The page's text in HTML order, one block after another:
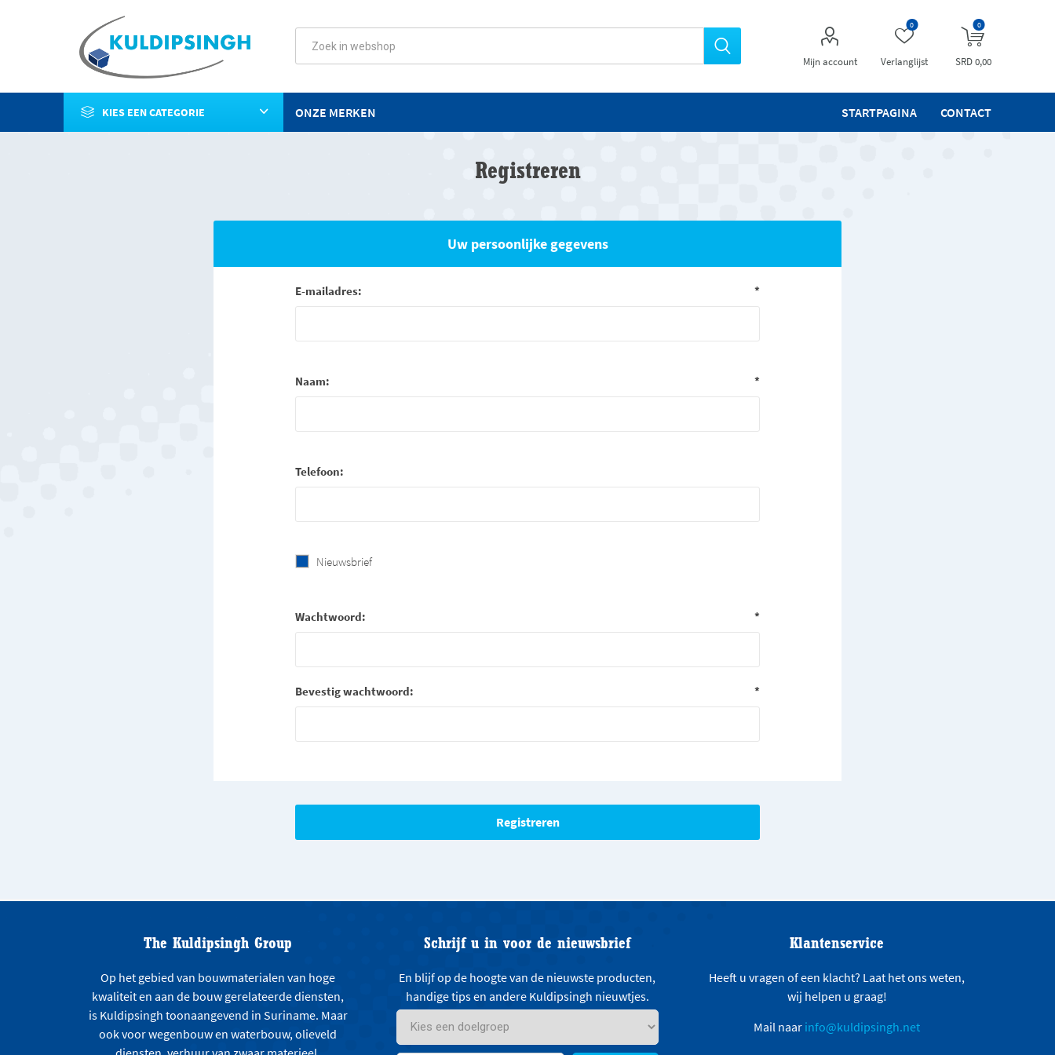
Mijn account Verlanglijst
0 0
SRD 0,00
KIES EEN CATEGORIE STARTPAGINA CONTACT
ONZE MERKEN
Registreren
Uw persoonlijke gegevens
E-mailadres: *
Naam: *
Telefoon:
Nieuwsbrief
Wachtwoord: *
Bevestig wachtwoord: *
The Kuldipsingh Group
Op het gebied van bouwmaterialen van hoge
kwaliteit en aan de bouw gerelateerde diensten,
is Kuldipsingh toonaangevend in Suriname. Maar
ook voor wegenbouw en waterbouw, olieveld
Schrijf u in voor de nieuwsbrief
En blijf op de hoogte van de nieuwste producten,
handige tips en andere Kuldipsingh nieuwtjes.
Klantenservice
Heeft u vragen of een klacht? Laat het ons weten,
wij helpen u graag!
Mail naar info@kuldipsingh.net